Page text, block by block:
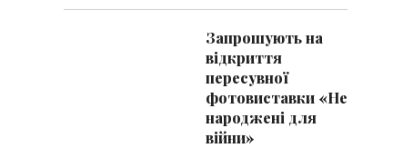
Запрошують на
відкриття
пересувної
фотовиставки «Не
народжені для
війни»